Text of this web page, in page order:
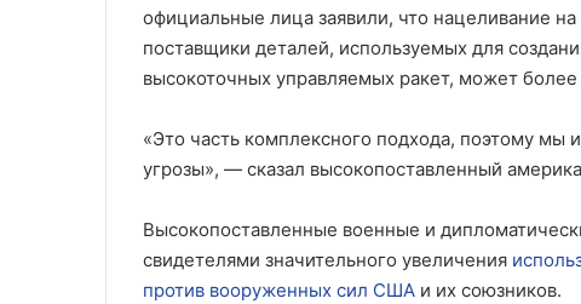
официальные лица заявили, что нацеливание
поставщики деталей, используемых для
высокоточных управляемых ракет, может более
«Это часть комплексного подхода, поэтому мы
угрозы», — сказал высокопоставленный
Высокопоставленные военные и
свидетелями значительного увеличения
против вооруженных сил США и их союзников.